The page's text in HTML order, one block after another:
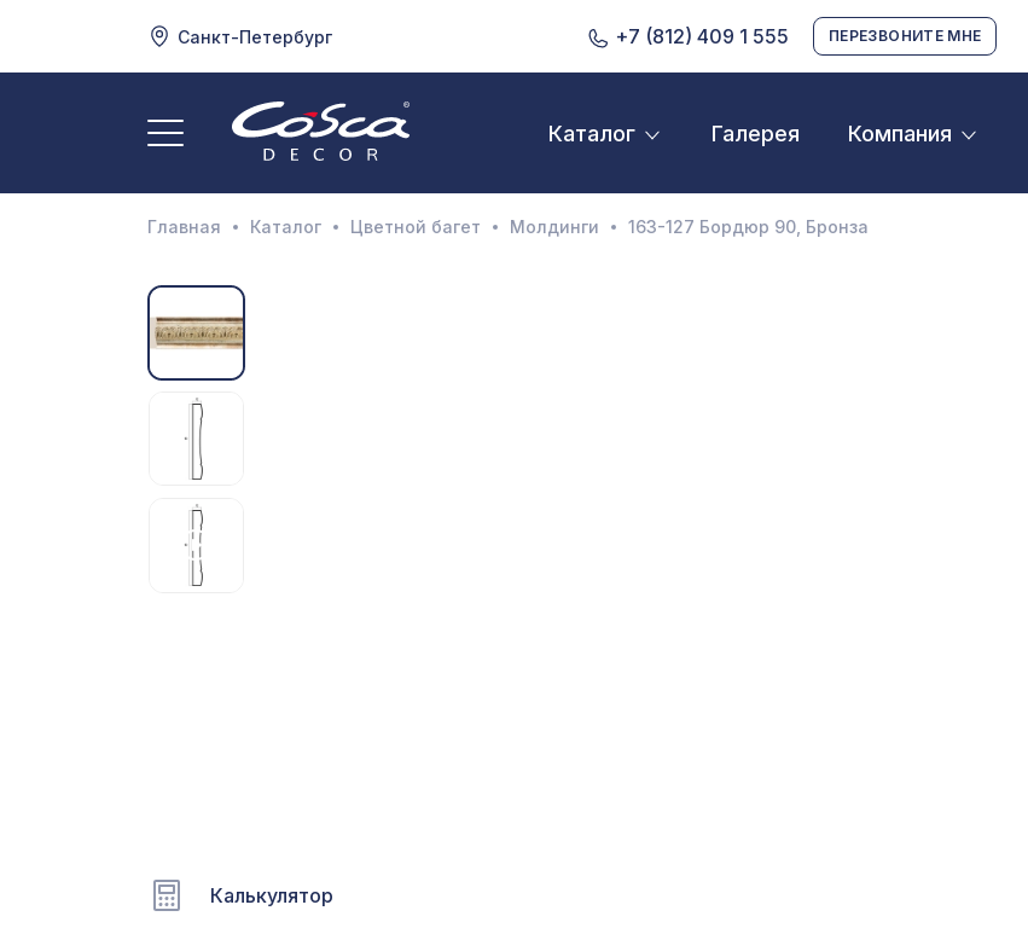
Санкт-Петербург +7 (812) 409 1 555 ПЕРЕЗВОНИТЕ МНЕ
Каталог Галерея Компания
3D орнамент
Акустические панели
Декоративные балки и брус
Главная Каталог Цветной багет Молдинги 163-127 Бордюр 90, Бронза
Калькулятор